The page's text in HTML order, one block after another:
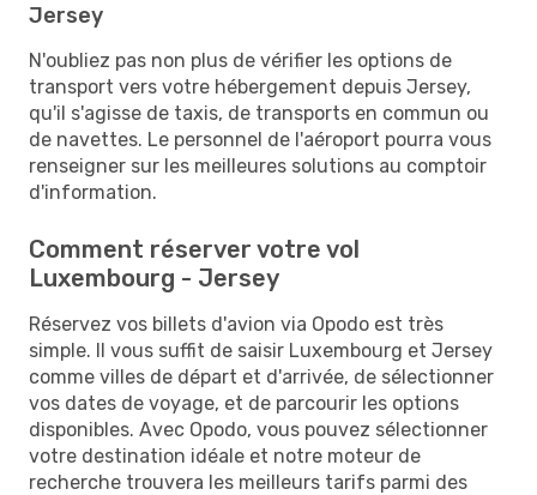
Jersey
N'oubliez pas non plus de vérifier les options de
transport vers votre hébergement depuis Jersey,
qu'il s'agisse de taxis, de transports en commun ou
de navettes. Le personnel de l'aéroport pourra vous
renseigner sur les meilleures solutions au comptoir
d'information.
Comment réserver votre vol
Luxembourg - Jersey
Réservez vos billets d'avion via Opodo est très
simple. Il vous suffit de saisir Luxembourg et Jersey
comme villes de départ et d'arrivée, de sélectionner
vos dates de voyage, et de parcourir les options
disponibles. Avec Opodo, vous pouvez sélectionner
votre destination idéale et notre moteur de
recherche trouvera les meilleurs tarifs parmi des